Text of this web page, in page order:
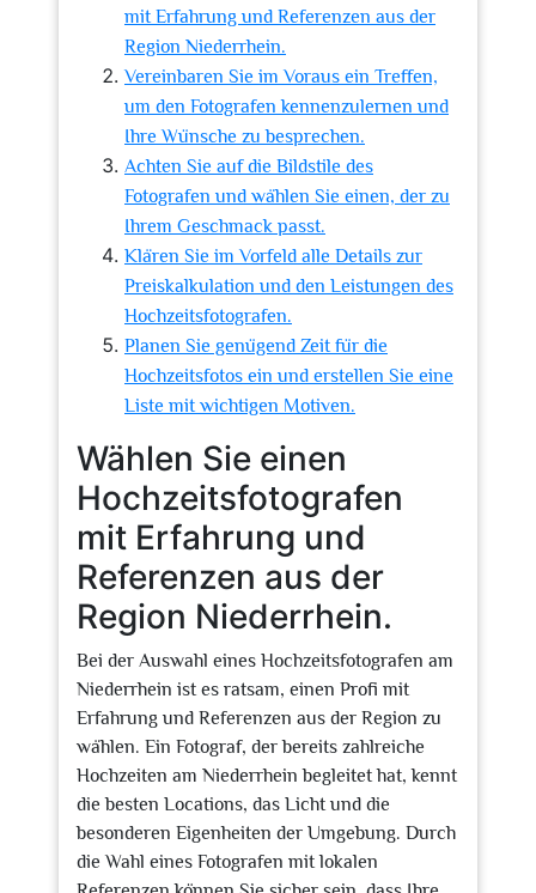
mit Erfahrung und Referenzen aus der
Region Niederrhein.
Vereinbaren Sie im Voraus ein Treffen,
um den Fotografen kennenzulernen und
Ihre Wünsche zu besprechen.
Achten Sie auf die Bildstile des
Fotografen und wählen Sie einen, der zu
Ihrem Geschmack passt.
Klären Sie im Vorfeld alle Details zur
Preiskalkulation und den Leistungen des
Hochzeitsfotografen.
Planen Sie genügend Zeit für die
Hochzeitsfotos ein und erstellen Sie eine
Liste mit wichtigen Motiven.
Wählen Sie einen
Hochzeitsfotografen
mit Erfahrung und
Referenzen aus der
Region Niederrhein.
Bei der Auswahl eines Hochzeitsfotografen am
Niederrhein ist es ratsam, einen Profi mit
Erfahrung und Referenzen aus der Region zu
wählen. Ein Fotograf, der bereits zahlreiche
Hochzeiten am Niederrhein begleitet hat, kennt
die besten Locations, das Licht und die
besonderen Eigenheiten der Umgebung. Durch
die Wahl eines Fotografen mit lokalen